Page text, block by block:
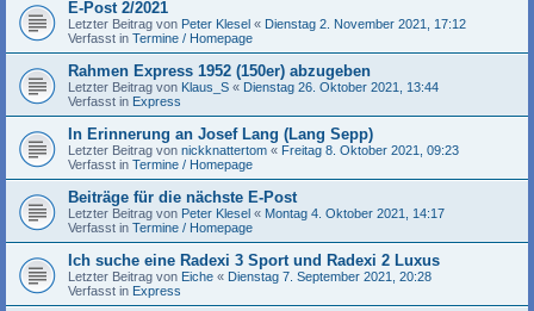
E-Post 2/2021
Letzter Beitrag von Peter Klesel « Dienstag 2. November 2021, 17:12
Verfasst in Termine / Homepage
Rahmen Express 1952 (150er) abzugeben
Letzter Beitrag von Klaus_S « Dienstag 26. Oktober 2021, 13:44
Verfasst in Express
In Erinnerung an Josef Lang (Lang Sepp)
Letzter Beitrag von nickknattertom « Freitag 8. Oktober 2021, 09:23
Verfasst in Termine / Homepage
Beiträge für die nächste E-Post
Letzter Beitrag von Peter Klesel « Montag 4. Oktober 2021, 14:17
Verfasst in Termine / Homepage
Ich suche eine Radexi 3 Sport und Radexi 2 Luxus
Letzter Beitrag von Eiche « Dienstag 7. September 2021, 20:28
Verfasst in Express